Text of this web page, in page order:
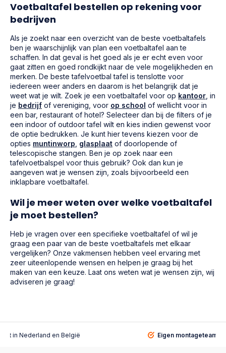
Voetbaltafel bestellen op rekening voor
bedrijven
Als je zoekt naar een overzicht van de beste voetbaltafels
ben je waarschijnlijk van plan een voetbaltafel aan te
schaffen. In dat geval is het goed als je er echt even voor
gaat zitten en goed rondkijkt naar de vele mogelijkheden en
merken. De beste tafelvoetbal tafel is tenslotte voor
iedereen weer anders en daarom is het belangrijk dat je
weet wat je wilt. Zoek je een voetbaltafel voor op kantoor , in
je bedrijf of vereniging, voor op school of wellicht voor in
een bar, restaurant of hotel? Selecteer dan bij de filters of je
een indoor of outdoor tafel wilt en kies indien gewenst voor
de optie bedrukken. Je kunt hier tevens kiezen voor de
opties muntinworp glasplaat of doorlopende of
telescopische stangen. Ben je op zoek naar een
tafelvoetbalspel voor thuis gebruik? Ook dan kun je
aangeven wat je wensen zijn, zoals bijvoorbeeld een
inklapbare voetbaltafel.
Wil je meer weten over welke voetbaltafel
je moet bestellen?
Heb je vragen over een specifieke voetbaltafel of wil je
graag een paar van de beste voetbaltafels met elkaar
vergelijken? Onze vakmensen hebben veel ervaring met
zeer uiteenlopende wensen en helpen je graag bij het
maken van een keuze. Laat ons weten wat je wensen zijn, wij
adviseren je graag!
in Nederland en België Eigen montageteam